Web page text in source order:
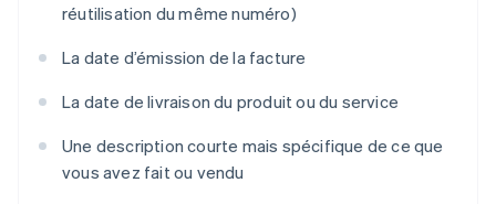
réutilisation du même numéro)
La date d’émission de la facture
La date de livraison du produit ou du service
Une description courte mais spécifique de ce que
vous avez fait ou vendu